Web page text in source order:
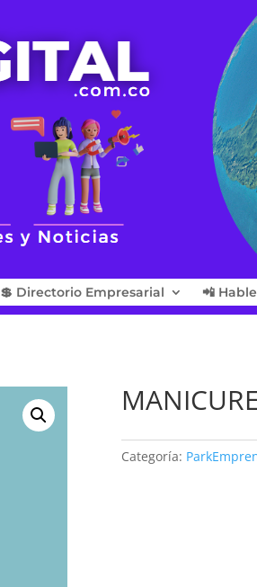
💲 Directorio Empresarial 📲
Categoría: